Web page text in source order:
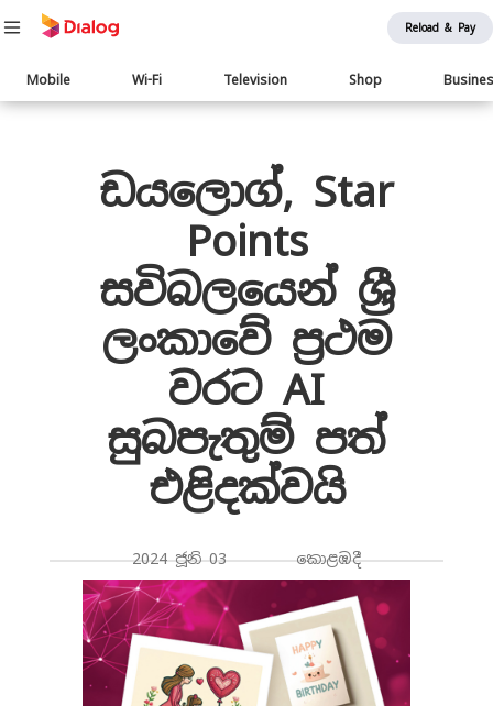
Reload & Pay
Main
navigation
Mobile Wi-Fi Television Shop
Body
ඩයලොග්, Star
Points
සවිබලයෙන් ශ්‍රී
ලංකාවේ ප්‍රථම
වරට AI
සුබපැතුම් පත්
එළිදක්වයි
2024 ජූනි 03 කොළඹදී